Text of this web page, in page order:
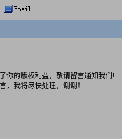
你的版权利益，敬请留言通知我们!
，我将尽快处理，谢谢！